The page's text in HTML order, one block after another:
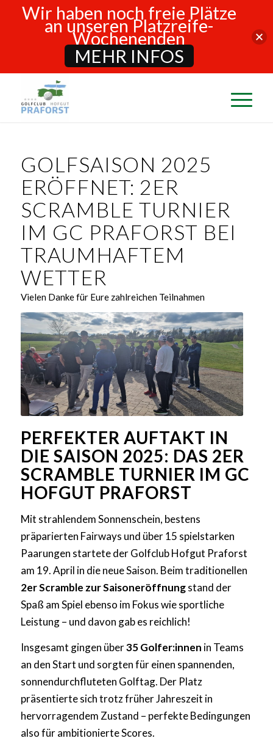
GOLFSAISON 2025
ERÖFFNET: 2ER
SCRAMBLE TURNIER
IM GC PRAFORST BEI
TRAUMHAFTEM
WETTER
Vielen Danke für Eure zahlreichen Teilnahmen
PERFEKTER AUFTAKT IN
DIE SAISON 2025: DAS 2ER
SCRAMBLE TURNIER IM GC
HOFGUT PRAFORST
Mit strahlendem Sonnenschein, bestens
präparierten Fairways und über 15 spielstarken
Paarungen startete der Golfclub Hofgut Praforst
am 19. April in die neue Saison. Beim traditionellen
2er Scramble zur Saisoneröffnungstand der
Spaß am Spiel ebenso im Fokus wie sportliche
Leistung – und davon gab es reichlich!
Insgesamt gingen über35 Golfer:innen in Teams
an den Start und sorgten für einen spannenden,
sonnendurchfluteten Golftag. Der Platz
präsentierte sich trotz früher Jahreszeit in
hervorragendem Zustand – perfekte Bedingungen
also für ambitionierte Scores.
Wir haben noch freie Plätze
an unseren Platzreife-
Wochenenden
MEHR INFOS